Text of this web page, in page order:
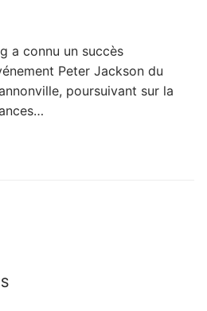
a connu un succès
Peter Jackson du
poursuivant sur la